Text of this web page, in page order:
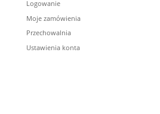
Logowanie
Moje zamówienia
Przechowalnia
Ustawienia konta